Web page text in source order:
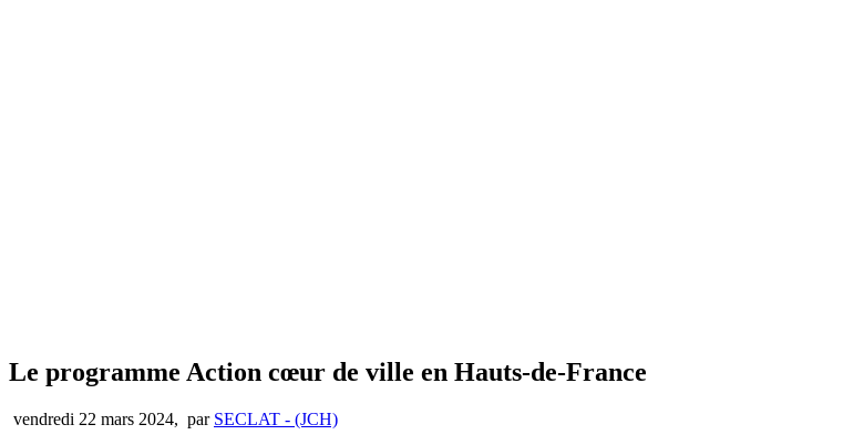
Le programme Action cœur de ville en Hauts-de-France
vendredi 22 mars 2024, par SECLAT - (JCH)